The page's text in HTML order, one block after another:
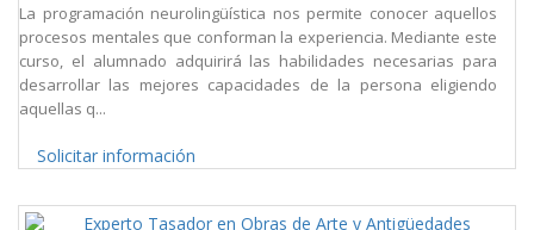
La programación neurolingüística nos permite conocer aquellos
procesos mentales que conforman la experiencia. Mediante este
curso, el alumnado adquirirá las habilidades necesarias para
desarrollar las mejores capacidades de la persona eligiendo
aquellas q...
Solicitar información